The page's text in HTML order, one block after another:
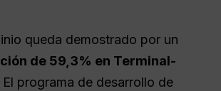
queda demostrado por un
de 59,3% en Terminal-
El programa de desarrollo de